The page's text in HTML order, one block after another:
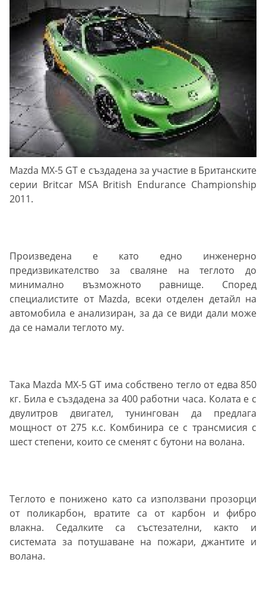
Mazda MX-5 GT е създадена за участие в Британските
серии Britcar MSA British Endurance Championship
2011.
Произведена е като едно инженерно
предизвикателство за сваляне на теглото до
минимално възможното равнище. Според
специалистите от Mazda, всеки отделен детайл на
автомобила е анализиран, за да се види дали може
да се намали теглото му.
Така Mazda MX-5 GT има собствено тегло от едва 850
кг. Била е създадена за 400 работни часа. Колата е с
двулитров двигател, тунингован да предлага
мощност от 275 к.с. Комбинира се с трансмисия с
шест степени, които се сменят с бутони на волана.
Теглото е понижено като са използвани прозорци
от поликарбон, вратите са от карбон и фибро
влакна. Седалките са състезателни, както и
системата за потушаване на пожари, джантите и
волана.